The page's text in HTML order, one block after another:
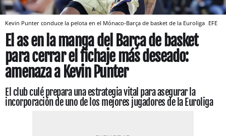
Kevin Punter conduce la pelota en el Mónaco-Barça de basket de la Euroliga EFE
El as en la manga del Barça de basket
para cerrar el fichaje más deseado:
amenaza a Kevin Punter
El club culé prepara una estrategia vital para asegurar la
incorporación de uno de los mejores jugadores de la Euroliga